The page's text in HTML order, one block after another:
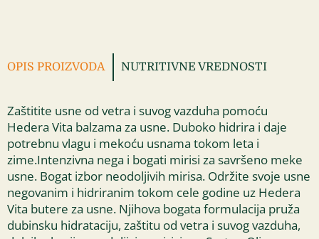
OPIS PROIZVODA NUTRITIVNE VREDNOSTI
Zaštitite usne od vetra i suvog vazduha pomoću
Hedera Vita balzama za usne. Duboko hidrira i daje
potrebnu vlagu i mekoću usnama tokom leta i
zime.Intenzivna nega i bogati mirisi za savršeno meke
usne. Bogat izbor neodoljivih mirisa. Održite svoje usne
negovanim i hidriranim tokom cele godine uz Hedera
Vita butere za usne. Njihova bogata formulacija pruža
dubinsku hidrataciju, zaštitu od vetra i suvog vazduha,